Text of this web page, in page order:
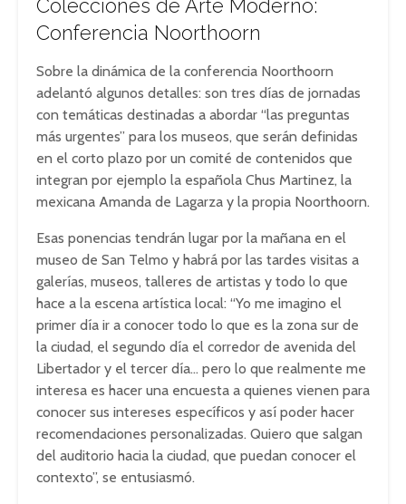
Colecciones de Arte Moderno:
Conferencia Noorthoorn
Sobre la dinámica de la conferencia Noorthoorn
adelantó algunos detalles: son tres días de jornadas
con temáticas destinadas a abordar “las preguntas
más urgentes” para los museos, que serán definidas
en el corto plazo por un comité de contenidos que
integran por ejemplo la española Chus Martinez, la
mexicana Amanda de Lagarza y la propia Noorthoorn.
Esas ponencias tendrán lugar por la mañana en el
museo de San Telmo y habrá por las tardes visitas a
galerías, museos, talleres de artistas y todo lo que
hace a la escena artística local: “Yo me imagino el
primer día ir a conocer todo lo que es la zona sur de
la ciudad, el segundo día el corredor de avenida del
Libertador y el tercer día… pero lo que realmente me
interesa es hacer una encuesta a quienes vienen para
conocer sus intereses específicos y así poder hacer
recomendaciones personalizadas. Quiero que salgan
del auditorio hacia la ciudad, que puedan conocer el
contexto”, se entusiasmó.